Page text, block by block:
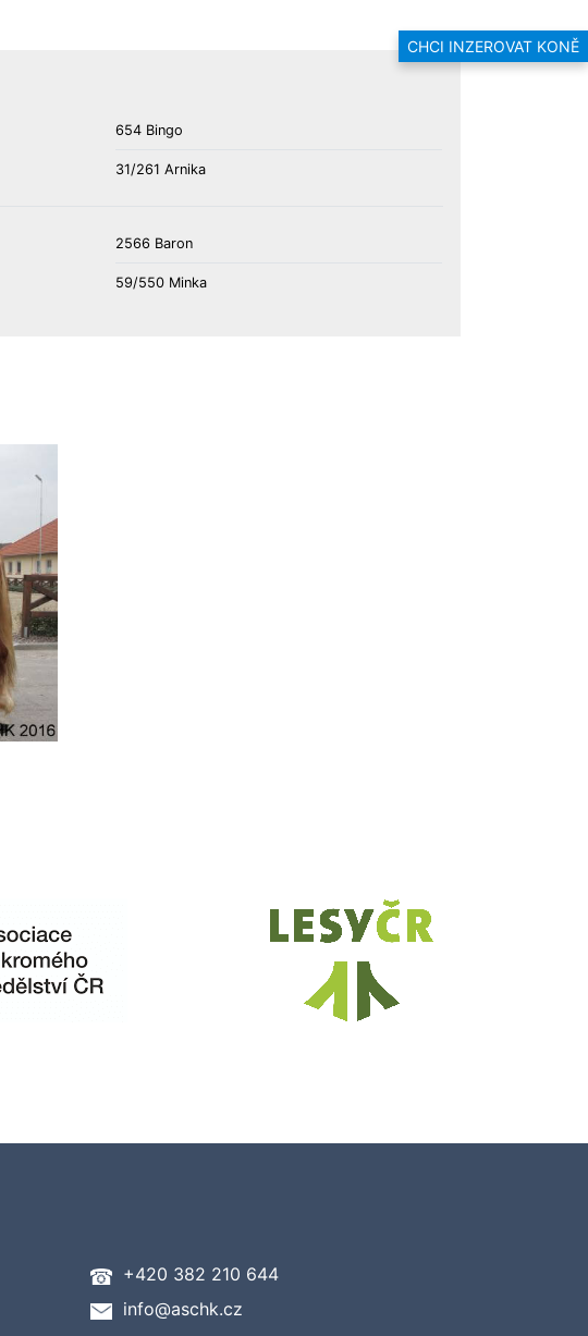
CHCI INZEROVAT KONĚ
654 Bingo
31/261 Arnika
2566 Baron
59/550 Minka
+420 382 210 644
info@aschk.cz